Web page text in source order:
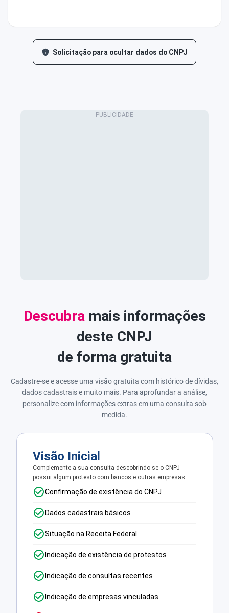
Solicitação para ocultar dados do CNPJ
Descubra mais informações
deste CNPJ
de forma gratuita
Cadastre-se e acesse uma visão gratuita com histórico de dívidas,
dados cadastrais e muito mais. Para aprofundar a análise,
personalize com informações extras em uma consulta sob
medida.
Visão Inicial
Complemente a sua consulta descobrindo se o CNPJ
possui algum protesto com bancos e outras empresas.
Confirmação de existência do CNPJ
Dados cadastrais básicos
Situação na Receita Federal
Indicação de existência de protestos
Indicação de consultas recentes
Indicação de empresas vinculadas